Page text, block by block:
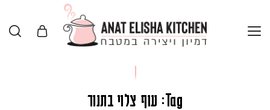
Tag: עוף צלוי בתנור